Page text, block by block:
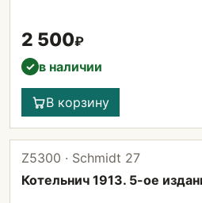
2 500₽
✓ в наличии
В корзину
Z5300 · Schmidt 27
Котельнич 1913. 5-ое